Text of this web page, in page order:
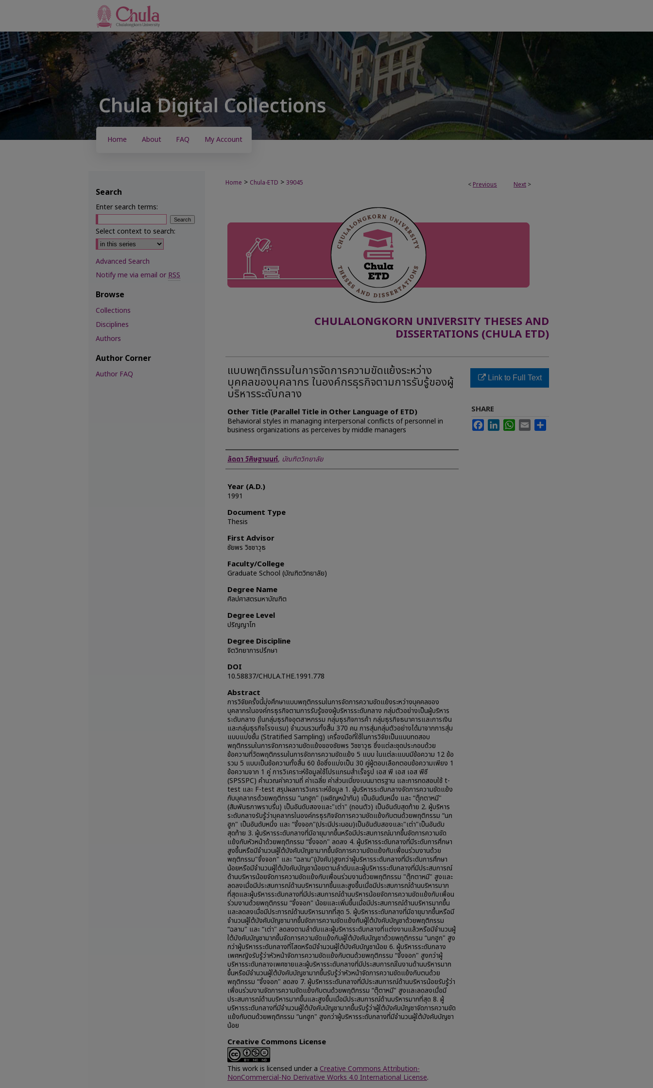
Home About FAQ My Account
< Previous Next >
Home > Chula-ETD > 39045
CHULALONGKORN UNIVERSITY THESES AND
DISSERTATIONS (CHULA ETD)
แบบพฤติกรรมในการจัดการความขัดแย้งระหว่าง
บุคคลของบุคลากร ในองค์กรธุรกิจตามการรับรู้ของผู้
บริหารระดับกลาง
Other Title (Parallel Title in Other Language of ETD)
Behavioral styles in managing interpersonal conflicts of personnel in
business organizations as perceives by middle managers
Author
ลัดดา วิศิษฐานนท์, บัณฑิตวิทยาลัย
Year (A.D.)
1991
Document Type
Thesis
First Advisor
ชัยพร วิชชาวุธ
Faculty/College
Graduate School (บัณฑิตวิทยาลัย)
Degree Name
ศิลปศาสตรมหาบัณฑิต
Degree Level
ปริญญาโท
Degree Discipline
จิตวิทยาการปรึกษา
DOI
10.58837/CHULA.THE.1991.778
Abstract
การวิจัยครั้งนี้มุ่งศึกษาแบบพฤติกรรมในการจัดการความขัดแย้งระหว่างบุคคลของ
บุคลากรในองค์กรธุรกิจตามการรับรู้ของผู้บริหารระดับกลาง กลุ่มตัวอย่างเป็นผู้บริหาร
ระดับกลาง (ในกลุ่มธุรกิจอุตสาหกรรม กลุ่มธุรกิจการค้า กลุ่มธุรกิจธนาคารและการเงิน
และกลุ่มธุรกิจโรงแรม) จำนวนรวมทั้งสิ้น 370 คน การสุ่มกลุ่มตัวอย่างได้มาจากการสุ่ม
แบบแบ่งชั้น (Stratified Sampling) เครื่องมือที่ใช้ในการวิจัยเป็นแบบทดสอบ
พฤติกรรมในการจัดการความขัดแย้งของชัยพร วิชชาวุธ ซึ่งแต่ละชุดประกอบด้วย
ข้อความที่วัดพฤติกรรมในการจัดการความขัดแย้ง 5 แบบ ในแต่ละแบบมีข้อความ 12 ข้อ
รวม 5 แบบเป็นข้อความทั้งสิ้น 60 ข้อซึ่งแบ่งเป็น 30 คู่ผู้ตอบเลือกตอบข้อความเพียง 1
ข้อความจาก 1 คู่ การวิเคราะห์ข้อมูลใช้โปรแกรมสำเร็จรูป เอส พี เอส เอส พีซี
(SPSSPC) คำนวณค่าความถี่ ค่าเฉลี่ย ค่าส่วนเบี่ยงเบนมาตรฐาน และการทดสอบใช้ t-
test และ F-test สรุปผลการวิเคราะห์ข้อมูล 1. ผู้บริหารระดับกลางจัดการความขัดแย้ง
กับบุคลากรด้วยพฤติกรรม “นกฮูก" (เผชิญหน้ากัน) เป็นอันดับหนึ่ง และ “ตุ๊กตาหมี"
(สัมพันธภาพราบรื่น) เป็นอันดับสองและ"เต่า" (ถอนตัว) เป็นอันดับสุดท้าย 2. ผู้บริหาร
ระดับกลางรับรู้ว่าบุคลากรในองค์กรธุรกิจจัดการความขัดแย้งกับตนด้วยพฤติกรรม “นก
ฮูก" เป็นอันดับหนึ่ง และ “จิ้งจอก"(ประนีประนอม)เป็นอันดับสองและ"เต่า"เป็นอันดับ
สุดท้าย 3. ผู้บริหารระดับกลางที่มีอายุมากขึ้นหรือมีประสบการณ์มากขึ้นจัดการความขัด
แย้งกับหัวหน้าด้วยพฤติกรรม “จิ้งจอก" ลดลง 4. ผู้บริหารระดับกลางที่มีระดับการศึกษา
สูงขึ้นหรือมีจำนวนผู้ใต้บังคับบัญชามากขึ้นจัดการความขัดแย้งกับเพื่อนร่วมงานด้วย
พฤติกรรม"จิ้งจอก" และ “ฉลาม"(บังคับ)สูงกว่าผู้บริหารระดับกลางที่มีระดับการศึกษา
น้อยหรือมีจำนวนผู้ใต้บังคับบัญชาน้อยตามลำดับและผู้บริหารระดับกลางที่มีประสบการณ์
ด้านบริหารน้อยจัดการความขัดแย้งกับเพื่อนร่วมงานด้วยพฤติกรรม "ตุ๊กตาหมี" สูงและ
ลดลงเมื่อมีประสบการณ์ด้านบริหารมากขึ้นและสูงขึ้นเมื่อมีประสบการณ์ด้านบริหารมาก
ที่สุดและผู้บริหารระดับกลางที่มีประสบการณ์ด้านบริหารน้อยจัดการความขัดแย้งกับเพื่อน
ร่วมงานด้วยพฤติกรรม “จิ้งจอก" น้อยและเพิ่มขึ้นเมื่อมีประสบการณ์ด้านบริหารมากขึ้น
และลดลงเมื่อมีประการณ์ด้านบริหารมากที่สุด 5. ผู้บริหารระดับกลางที่มีอายุมากขึ้นหรือมี
จำนวนผู้ใต้บังคับบัญชามากขึ้นจัดการความขัดแย้งกับผู้ใต้บังคับบัญชาด้วยพฤติกรรม
“ฉลาม" และ “เต่า" ลดลงตามลำดับและผู้บริหารระดับกลางที่แต่งงานแล้วหรือมีจำนวนผู้
ใต้บังคับบัญชามากขึ้นจัดการความขัดแย้งกับผู้ใต้บังคับบัญชาด้วยพฤติกรรม “นกฮูก" สูง
กว่าผู้บริหารระดับกลางที่โสดหรือมีจำนวนผู้ใต้บังคับบัญชาน้อย 6. ผู้บริหารระดับกลาง
เพศหญิงรับรู้ว่าหัวหน้าจัดการความขัดแย้งกับตนด้วยพฤติกรรม “จิ้งจอก" สูงกว่าผู้
บริหารระดับกลางเพศชายและผู้บริหารระดับกลางที่มีประสบการณ์ในงานด้านบริหารมาก
ขึ้นหรือมีจำนวนผู้ใต้บังคับบัญชามากขึ้นรับรู้ว่าหัวหน้าจัดการความขัดแย้งกับตนด้วย
พฤติกรรม “จิ้งจอก" ลดลง 7. ผู้บริหารระดับกลางที่มีประสบการณ์ด้านบริหารน้อยรับรู้ว่า
เพื่อนร่วมงานจัดการความขัดแย้งกับตนด้วยพฤติกรรม “ตุ๊ตาหมี" สูงและลดลงเมื่อมี
ประสบการณ์ด้านบริหารมากขึ้นและสูงขึ้นเมื่อมีประสบการณ์ด้านบริหารมากที่สุด 8. ผู้
บริหารระดับกลางที่มีจำนวนผู้ใต้บังคับบัญชามากขึ้นรับรู้ว่าผู้ใต้บังคับบัญชาจัดการความขัด
แย้งกับตนด้วยพฤติกรรม “นกฮูก" สูงกว่าผู้บริหารระดับกลางที่มีจำนวนผู้ใต้บังคับบัญชา
น้อย
Creative Commons License
This work is licensed under a Creative Commons Attribution-
NonCommercial-No Derivative Works 4.0 International License.
Link to Full Text
SHARE
FacebookLinkedInWhatsApp
Email
Search
Enter search terms:
Select context to search:
Advanced Search
Notify me via email orRSS
Browse
Collections
Disciplines
Authors
Author Corner
Author FAQ